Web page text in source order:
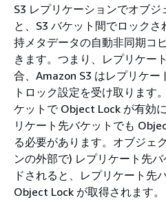
S3 レプリケーションでオブ
と、S3 バケット間でロック
持メタデータの自動非同期コ
きます。つまり、レプリケー
合、Amazon S3 はレプリケー
トロック設定を受け取ります
ケットで Object Lock が有効
リケート先バケットでも
る必要があります。オブジェ
ンの外部で) レプリケート先
ドされると、レプリケート先
Object Lock が取得されます